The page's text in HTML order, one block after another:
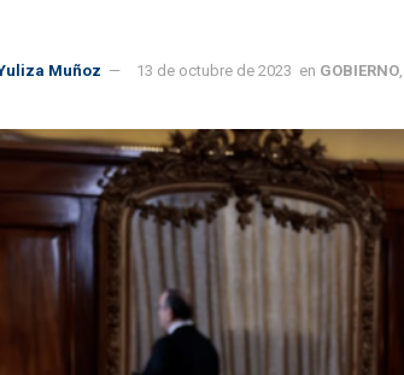
Muñoz 13 de octubre de 2023 en GOBIERNO